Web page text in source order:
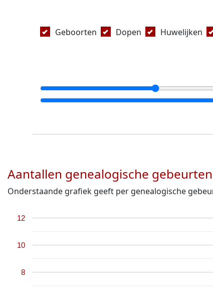
Geboorten
Dopen Huwelijken
Aantallen genealogische
Onderstaande grafiek geeft per genealogische
8
10
12